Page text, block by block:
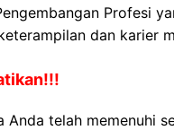
Profesi
dan karier
Anda telah memenuhi